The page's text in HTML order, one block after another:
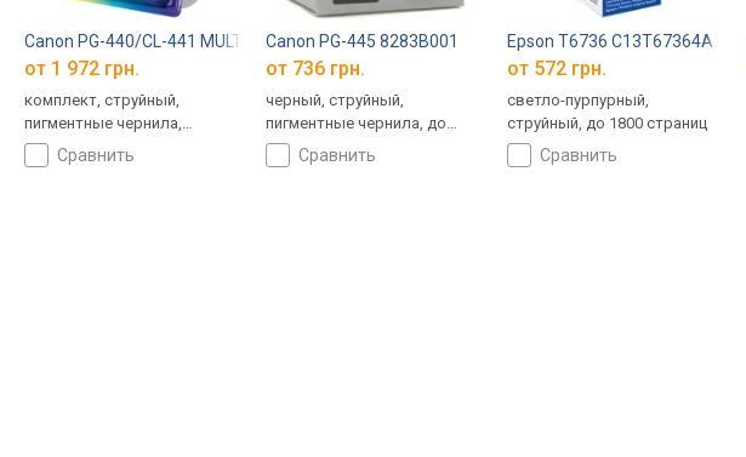
Canon PG-440/CL-441 MULTI 5219B005
от 1 972 грн.
комплект, струйный,
пигментные чернила,
водорастворимые чернила,
до 360 страниц
сравнить
Canon PG-445 8283B001
от 736 грн.
черный, струйный,
пигментные чернила, до
180 страниц
сравнить
Epson T6736 C13T67364A
от 572 грн.
светло-пурпурный,
струйный, до 1800 страниц
сравнить